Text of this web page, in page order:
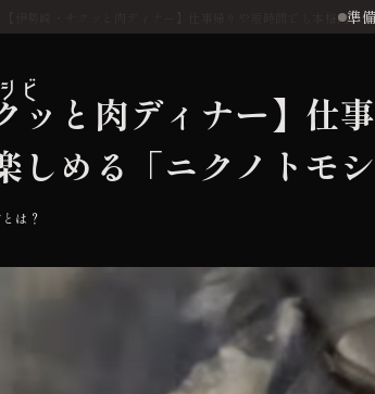
準
【伊勢崎・サクッと肉ディナー】仕事帰りや短時間でも本格肉料
ッと肉ディナー】仕
しめる「ニクノトモ
は？